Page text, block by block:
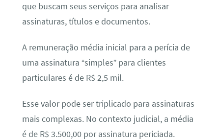
que buscam seus serviços para analisar
assinaturas, títulos e documentos.
A remuneração média inicial para a perícia de
uma assinatura “simples” para clientes
particulares é de R$ 2,5 mil.
Esse valor pode ser triplicado para assinaturas
mais complexas. No contexto judicial, a média
é de R$ 3.500,00 por assinatura periciada.